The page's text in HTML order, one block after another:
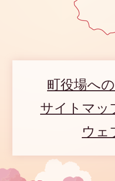
町役場へ
サイトマッ
ウェ